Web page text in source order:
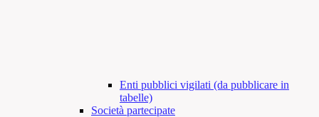
Enti pubblici vigilati (da pubblicare in
tabelle)
Società partecipate